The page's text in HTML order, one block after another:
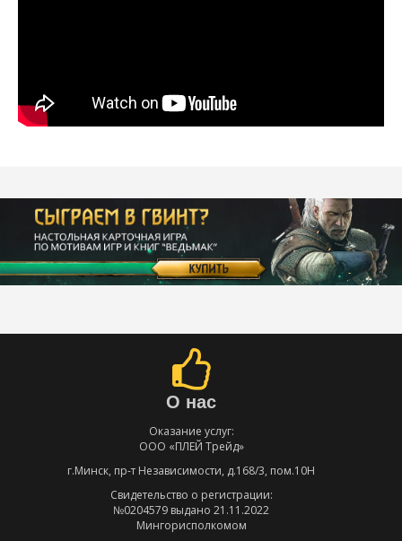
О нас
Оказание услуг:
ООО «ПЛЕЙ Трейд»
г.Минск, пр-т Независимости, д.168/3, пом.10Н
Свидетельство о регистрации:
№0204579 выдано 21.11.2022
Мингорисполкомом